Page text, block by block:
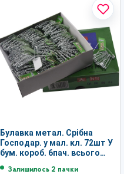
Булавка метал. Срібна
Господар. у мал. кл. 72шт У
бум. короб. 6пач. всього
Залишилось 2 пачки